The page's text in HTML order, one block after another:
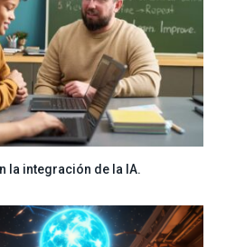
la integración de la IA.